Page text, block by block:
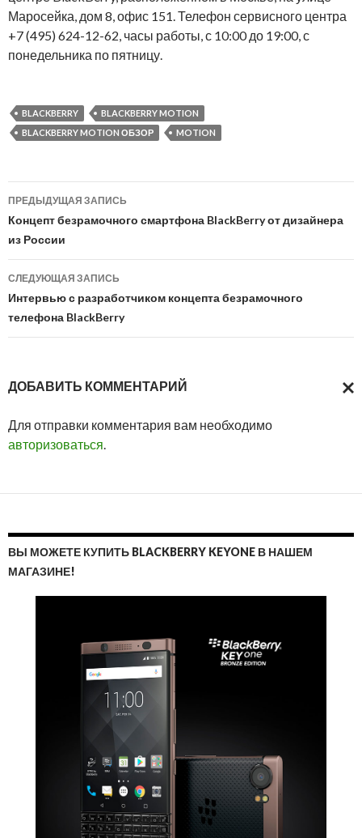
Маросейка, дом 8, офис 151. Телефон сервисного центра
+7 (495) 624-12-62, часы работы, с 10:00 до 19:00, с
понедельника по пятницу.
BLACKBERRY
BLACKBERRY MOTION
BLACKBERRY MOTION ОБЗОР
MOTION
Навигация
по
записям
ПРЕДЫДУЩАЯ ЗАПИСЬ
Концепт безрамочного смартфона BlackBerry от дизайнера
из России
СЛЕДУЮЩАЯ ЗАПИСЬ
Интервью с разработчиком концепта безрамочного
телефона BlackBerry
ДОБАВИТЬ КОММЕНТАРИЙ
Для отправки комментария вам необходимо
авторизоваться
ВЫ МОЖЕТЕ КУПИТЬ BLACKBERRY KEYONE В НАШЕМ
МАГАЗИНЕ!